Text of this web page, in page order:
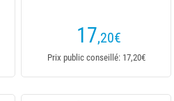
17,20€
Prix public conseillé: 17,20€